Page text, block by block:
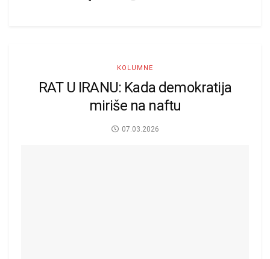
KOLUMNE
RAT U IRANU: Kada demokratija
miriše na naftu
07.03.2026